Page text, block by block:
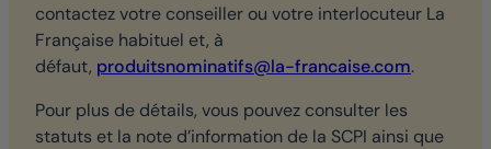
contactez votre conseiller ou votre interlocuteur La
Française habituel et, à
défaut, produitsnominatifs@la-francaise.com.
Pour plus de détails, vous pouvez consulter les
statuts et la note d’information de la SCPI ainsi que